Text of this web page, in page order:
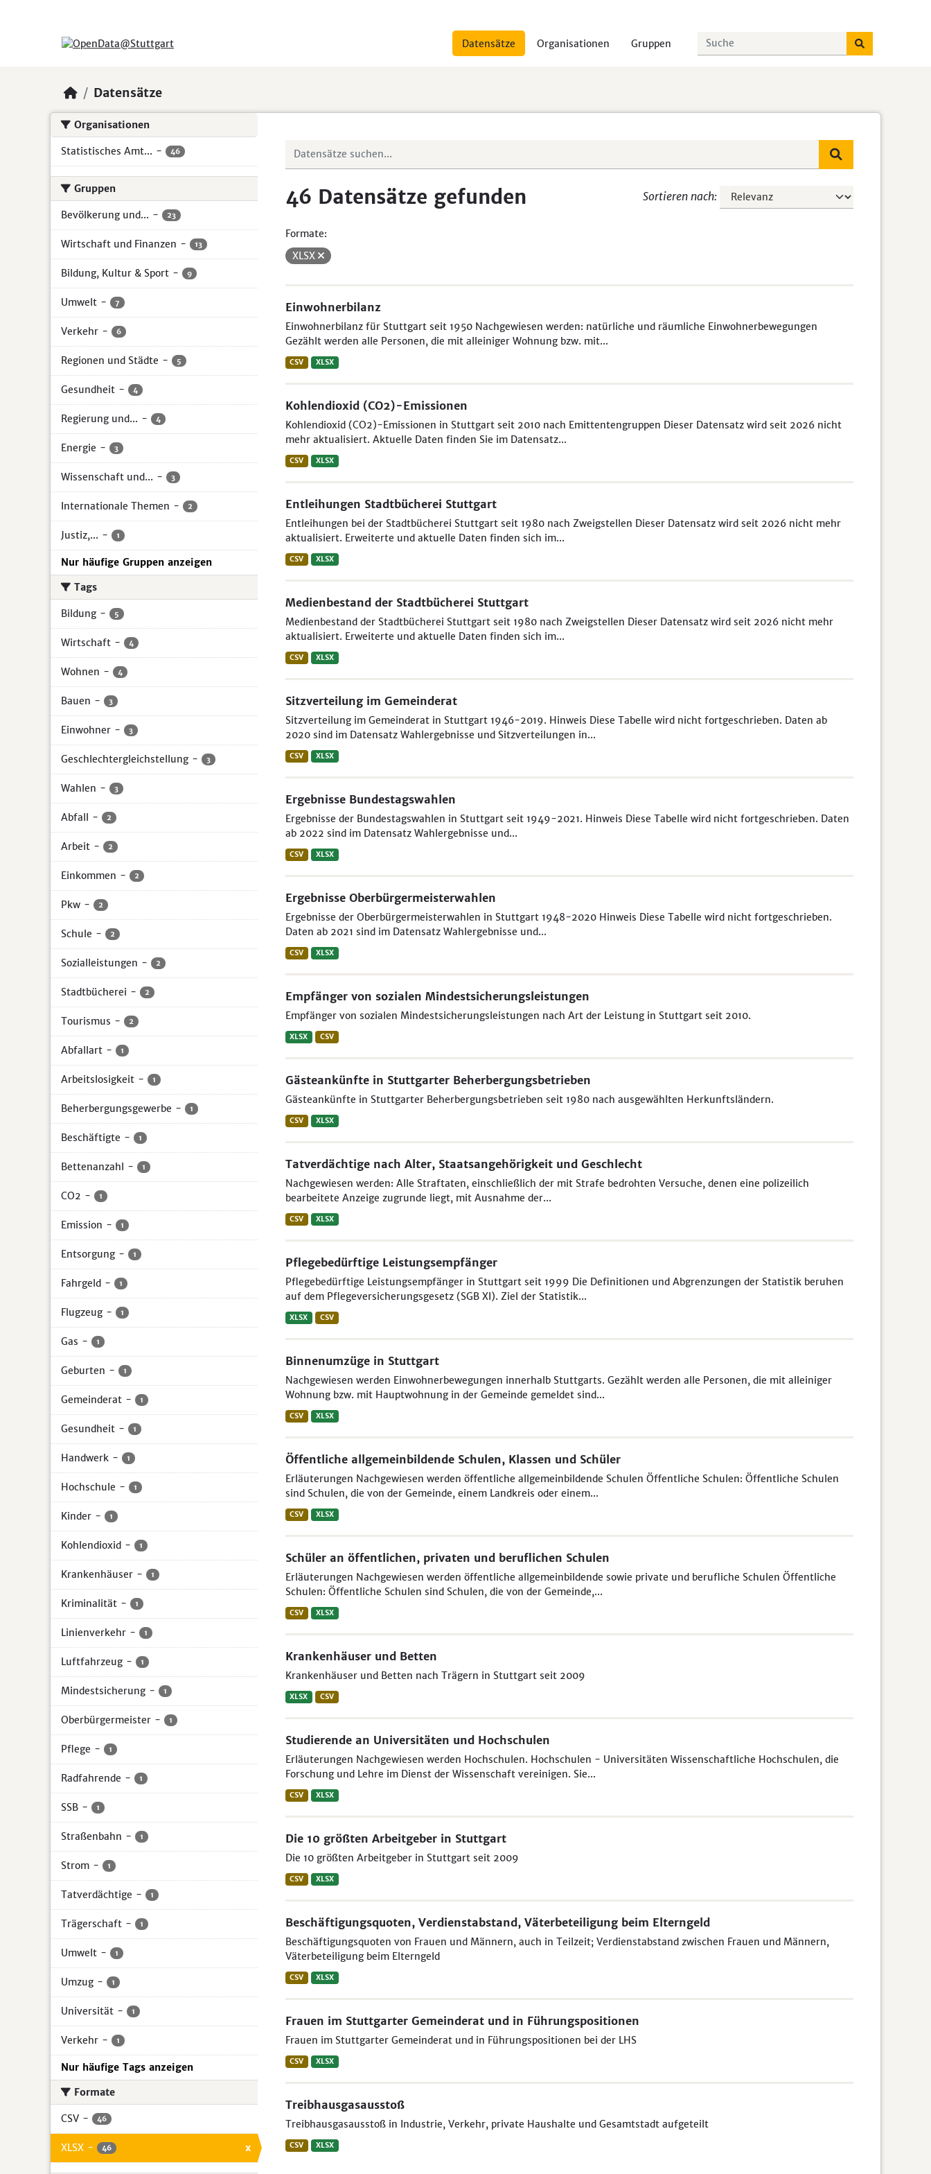
Datensätze Organisationen Gruppen
Datensätze
Organisationen
Statistisches Amt... - 46
Gruppen
Bevölkerung und... - 23
Wirtschaft und Finanzen - 13
Bildung, Kultur & Sport - 9
Umwelt - 7
Verkehr - 6
Regionen und Städte - 5
Gesundheit - 4
Regierung und... - 4
Energie - 3
Wissenschaft und... - 3
Internationale Themen - 2
Justiz,... - 1
Nur häufige Gruppen anzeigen
Tags
Bildung - 5
Wirtschaft - 4
Wohnen - 4
Bauen - 3
Einwohner - 3
Geschlechtergleichstellung - 3
Wahlen - 3
Abfall - 2
Arbeit - 2
Einkommen - 2
Pkw - 2
Schule - 2
Sozialleistungen - 2
Stadtbücherei - 2
Tourismus - 2
Abfallart - 1
Arbeitslosigkeit - 1
Beherbergungsgewerbe - 1
Beschäftigte - 1
Bettenanzahl - 1
CO2 - 1
Emission - 1
Entsorgung - 1
Fahrgeld - 1
Flugzeug - 1
Gas - 1
Geburten - 1
Gemeinderat - 1
Gesundheit - 1
Handwerk - 1
Hochschule - 1
Kinder - 1
Kohlendioxid - 1
Krankenhäuser - 1
Kriminalität - 1
Linienverkehr - 1
Luftfahrzeug - 1
Mindestsicherung - 1
Oberbürgermeister - 1
Pflege - 1
Radfahrende - 1
SSB - 1
Straßenbahn - 1
Strom - 1
Tatverdächtige - 1
Trägerschaft - 1
Umwelt - 1
Umzug - 1
Universität - 1
Verkehr - 1
Nur häufige Tags anzeigen
Formate
CSV - 46
XLSX - 46 x
Sortieren nach
46 Datensätze gefunden
Formate:
XLSX
Einwohnerbilanz
Einwohnerbilanz für Stuttgart seit 1950 Nachgewiesen werden: natürliche und räumliche Einwohnerbewegungen
Gezählt werden alle Personen, die mit alleiniger Wohnung bzw. mit...
CSV XLSX
Kohlendioxid (CO2)-Emissionen
Kohlendioxid (CO2)-Emissionen in Stuttgart seit 2010 nach Emittentengruppen Dieser Datensatz wird seit 2026 nicht
mehr aktualisiert. Aktuelle Daten finden Sie im Datensatz...
CSV XLSX
Entleihungen Stadtbücherei Stuttgart
Entleihungen bei der Stadtbücherei Stuttgart seit 1980 nach Zweigstellen Dieser Datensatz wird seit 2026 nicht mehr
aktualisiert. Erweiterte und aktuelle Daten finden sich im...
CSV XLSX
Medienbestand der Stadtbücherei Stuttgart
Medienbestand der Stadtbücherei Stuttgart seit 1980 nach Zweigstellen Dieser Datensatz wird seit 2026 nicht mehr
aktualisiert. Erweiterte und aktuelle Daten finden sich im...
CSV XLSX
Sitzverteilung im Gemeinderat
Sitzverteilung im Gemeinderat in Stuttgart 1946-2019. Hinweis Diese Tabelle wird nicht fortgeschrieben. Daten ab
2020 sind im Datensatz Wahlergebnisse und Sitzverteilungen in...
CSV XLSX
Ergebnisse Bundestagswahlen
Ergebnisse der Bundestagswahlen in Stuttgart seit 1949-2021. Hinweis Diese Tabelle wird nicht fortgeschrieben. Daten
ab 2022 sind im Datensatz Wahlergebnisse und...
CSV XLSX
Ergebnisse Oberbürgermeisterwahlen
Ergebnisse der Oberbürgermeisterwahlen in Stuttgart 1948-2020 Hinweis Diese Tabelle wird nicht fortgeschrieben.
Daten ab 2021 sind im Datensatz Wahlergebnisse und...
CSV XLSX
Empfänger von sozialen Mindestsicherungsleistungen
Empfänger von sozialen Mindestsicherungsleistungen nach Art der Leistung in Stuttgart seit 2010.
XLSX CSV
Gästeankünfte in Stuttgarter Beherbergungsbetrieben
Gästeankünfte in Stuttgarter Beherbergungsbetrieben seit 1980 nach ausgewählten Herkunftsländern.
CSV XLSX
Tatverdächtige nach Alter, Staatsangehörigkeit und Geschlecht
Nachgewiesen werden: Alle Straftaten, einschließlich der mit Strafe bedrohten Versuche, denen eine polizeilich
bearbeitete Anzeige zugrunde liegt, mit Ausnahme der...
CSV XLSX
Pflegebedürftige Leistungsempfänger
Pflegebedürftige Leistungsempfänger in Stuttgart seit 1999 Die Definitionen und Abgrenzungen der Statistik beruhen
auf dem Pflegeversicherungsgesetz (SGB XI). Ziel der Statistik...
XLSX CSV
Binnenumzüge in Stuttgart
Nachgewiesen werden Einwohnerbewegungen innerhalb Stuttgarts. Gezählt werden alle Personen, die mit alleiniger
Wohnung bzw. mit Hauptwohnung in der Gemeinde gemeldet sind...
CSV XLSX
Öffentliche allgemeinbildende Schulen, Klassen und Schüler
Erläuterungen Nachgewiesen werden öffentliche allgemeinbildende Schulen Öffentliche Schulen: Öffentliche Schulen
sind Schulen, die von der Gemeinde, einem Landkreis oder einem...
CSV XLSX
Schüler an öffentlichen, privaten und beruflichen Schulen
Erläuterungen Nachgewiesen werden öffentliche allgemeinbildende sowie private und berufliche Schulen Öffentliche
Schulen: Öffentliche Schulen sind Schulen, die von der Gemeinde,...
CSV XLSX
Krankenhäuser und Betten
Krankenhäuser und Betten nach Trägern in Stuttgart seit 2009
XLSX CSV
Studierende an Universitäten und Hochschulen
Erläuterungen Nachgewiesen werden Hochschulen. Hochschulen - Universitäten Wissenschaftliche Hochschulen, die
Forschung und Lehre im Dienst der Wissenschaft vereinigen. Sie...
CSV XLSX
Die 10 größten Arbeitgeber in Stuttgart
Die 10 größten Arbeitgeber in Stuttgart seit 2009
CSV XLSX
Beschäftigungsquoten, Verdienstabstand, Väterbeteiligung beim Elterngeld
Beschäftigungsquoten von Frauen und Männern, auch in Teilzeit; Verdienstabstand zwischen Frauen und Männern,
Väterbeteiligung beim Elterngeld
CSV XLSX
Frauen im Stuttgarter Gemeinderat und in Führungspositionen
Frauen im Stuttgarter Gemeinderat und in Führungspositionen bei der LHS
CSV XLSX
Treibhausgasausstoß
Treibhausgasausstoß in Industrie, Verkehr, private Haushalte und Gesamtstadt aufgeteilt
CSV XLSX